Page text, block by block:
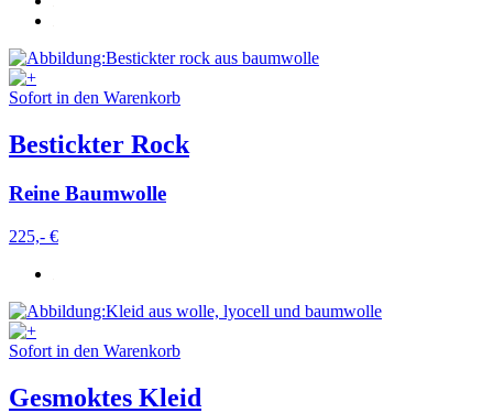
Sofort in den Warenkorb
Bestickter Rock
Reine Baumwolle
225,- €
Sofort in den Warenkorb
Gesmoktes Kleid